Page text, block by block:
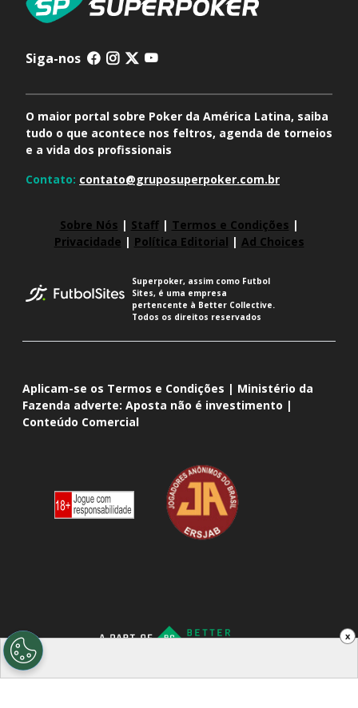
x
Siga-nos
O maior portal sobre Poker da América Latina, saiba
tudo o que acontece nos feltros, agenda de torneios
e a vida dos profissionais
Contato: contato@gruposuperpoker.com.br
Sobre Nós | Staff| Termos e Condições |
Privacidade | Política Editorial | Ad Choices
Superpoker, assim como Futbol
Sites, é uma empresa
pertencente à Better Collective.
Todos os direitos reservados
Aplicam-se os Termos e Condições | Ministério da
Fazenda adverte: Aposta não é investimento |
Conteúdo Comercial